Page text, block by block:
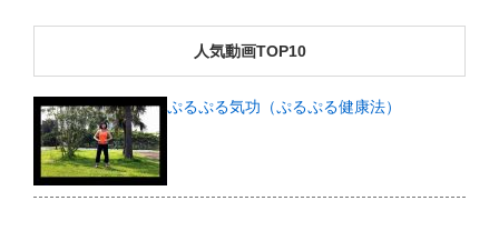
人気動画TOP10
ぷるぷる気功（ぷるぷる健康法）